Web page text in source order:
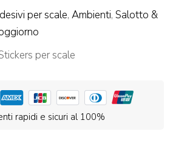
per scale, Ambienti, Salotto &
per scale
rapidi e sicuri al 100%